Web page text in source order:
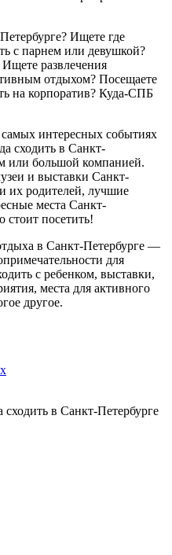
Ищете где
с парнем или девушкой?
развлечения
отдыхом? Посещаете
на корпоратив? Куда-СПБ
интересных событиях
сходить в Санкт-
или большой компанией.
и выставки Санкт-
их родителей, лучшие
места Санкт-
стоит посетить!
в Санкт-Петербурге —
для
с ребенком, выставки,
места для активного
другое.
в Санкт-Петербурге